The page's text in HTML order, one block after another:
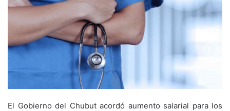
El Gobierno del Chubut acordó aumento salarial para los